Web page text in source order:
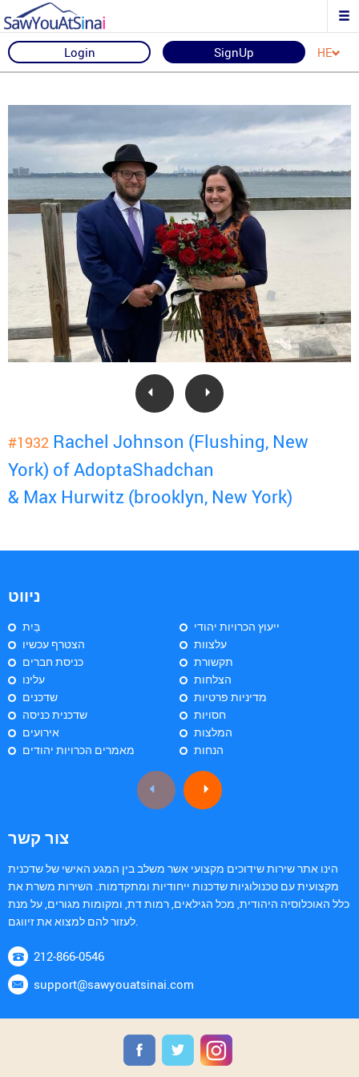
Login SignUp HE
#1932 Rachel Johnson (Flushing, New
York) of AdoptaShadchan
& Max Hurwitz (brooklyn, New York)
ניווט
בַּיִת
הצטרף עכשיו
כניסת חברים
עלינו
שדכנים
שדכנית כניסה
אירועים
מאמרים הכרויות יהודים
ייעוץ הכרויות יהודי
עלצוות
תקשורת
הצלחות
מדיניות פרטיות
חסויות
המלצות
הנחות
צור קשר
הינו אתר שירות שידוכים מקצועי אשר משלב בין המגע האישי של שדכנית
מקצועית עם טכנולוגיות שדכנות ייחודיות ומתקדמות. השירות משרת את
כלל האוכלוסיה היהודית, מכל הגילאים, רמות דת, ומקומות מגורים, על מנת
לעזור להם למצוא את זיווגם.
212-866-0546
support@sawyouatsinai.com